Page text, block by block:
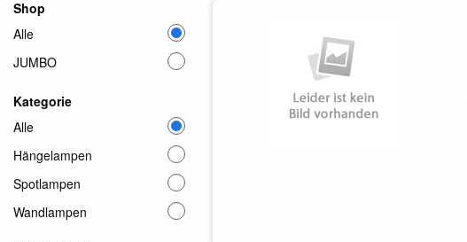
Shop
Alle
JUMBO
Kategorie
Alle
Hängelampen
Spotlampen
Wandlampen